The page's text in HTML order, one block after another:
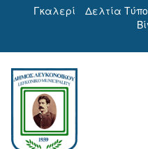
Γκαλερί Δελτία